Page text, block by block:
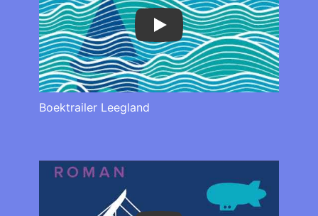
Play
Boektrailer Leegland